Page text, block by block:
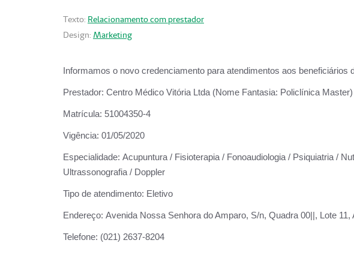
Texto: Relacionamento com prestador
Design: Marketing
Informamos o novo credenciamento para atendimentos aos beneficiários
Prestador: Centro Médico Vitória Ltda (Nome Fantasia: Policlínica Master)
Matrícula: 51004350-4
Vigência: 01/05/2020
Especialidade: Acupuntura / Fisioterapia / Fonoaudiologia / Psiquiatria /
Ultrassonografia / Doppler
Tipo de atendimento: Eletivo
Endereço: Avenida Nossa Senhora do Amparo, S/n, Quadra 00||, Lote
Telefone: (021) 2637-8204